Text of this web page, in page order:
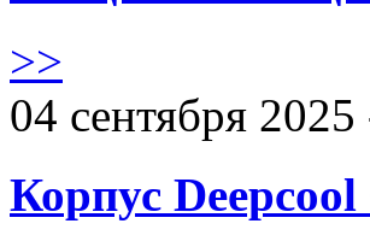
>>
04 сентября
Корпус